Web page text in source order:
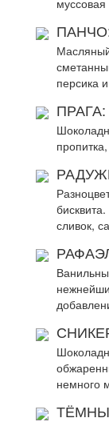
персика
ПРАГА:
сливок,
немного